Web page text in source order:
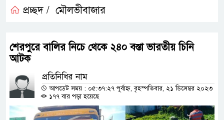
প্রচ্ছদ / মৌলভীবাজার
শেরপুরে বালির নিচে থেকে ২৪০ বস্তা ভারতীয় চিনি
আটক
প্রতিনিধির নাম
আপডেট সময় : ০৫:৩৭:২৭ পূর্বাহ্ন, বৃহস্পতিবার, ২১ ডিসেম্বর ২০২৩
১৭৭ বার পড়া হয়েছে